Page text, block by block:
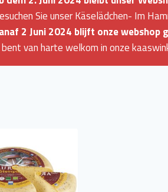
Sie unser Käselädchen- Im
2 Juni 2024 blijft onze webshop
bent van harte welkom in onze